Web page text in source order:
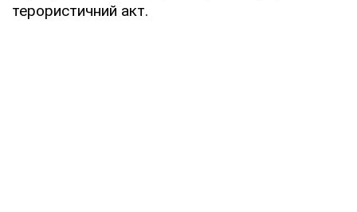
терористичний акт.